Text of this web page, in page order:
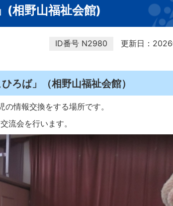
(相野山福祉会館)
ID番号 N2980 更新日：
ろば」（相野山福祉会館）
情報交換をする場所です。
流会を行います。